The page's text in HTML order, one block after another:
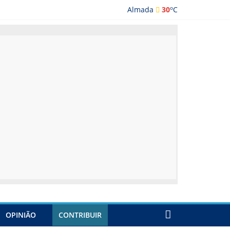
Almada 30oC
OPINIÃO CONTRIBUIR